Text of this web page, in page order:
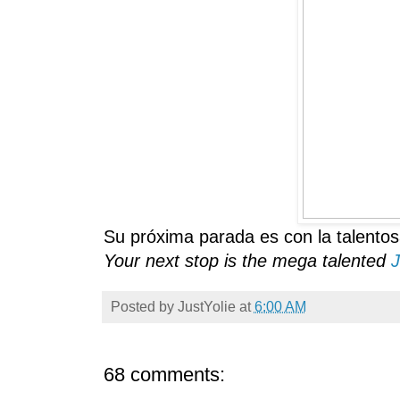
Su próxima parada es con la
Your next stop is the mega talented
Posted by JustYolie at6:00 AM
68 comments: